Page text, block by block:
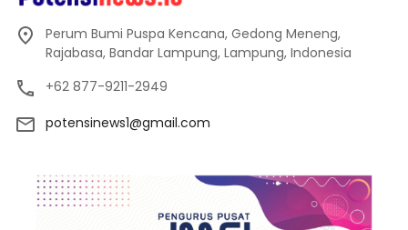
Perum Bumi Puspa Kencana, Gedong Meneng,
Rajabasa, Bandar Lampung, Lampung, Indonesia
+62 877-9211-2949
potensinews1@gmail.com